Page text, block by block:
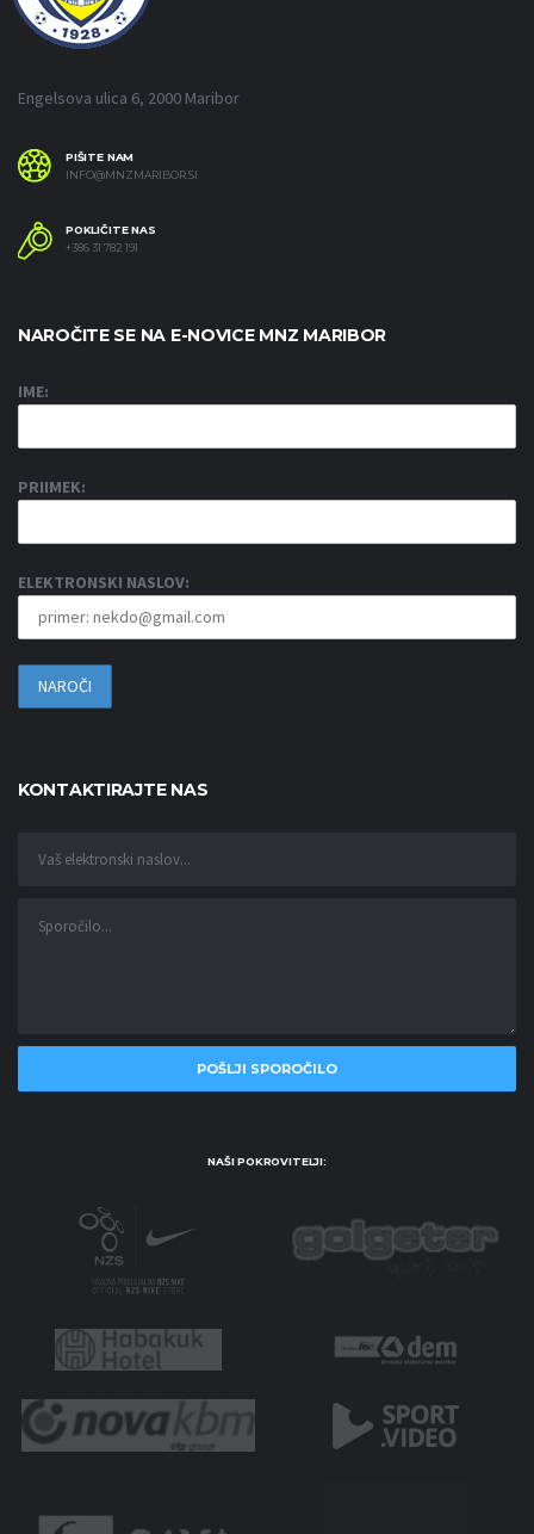
Engelsova ulica 6, 2000 Maribor
PIŠITE NAM
INFO@MNZMARIBOR.SI
POKLIČITE NAS
+386 31 782 191
NAROČITE SE NA E-NOVICE MNZ MARIBOR
IME:
PRIIMEK:
ELEKTRONSKI NASLOV:
KONTAKTIRAJTE NAS
NAŠI POKROVITELJI: